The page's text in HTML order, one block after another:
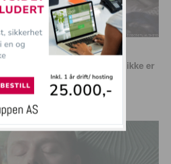
å oppdage at man egentlig ikke er